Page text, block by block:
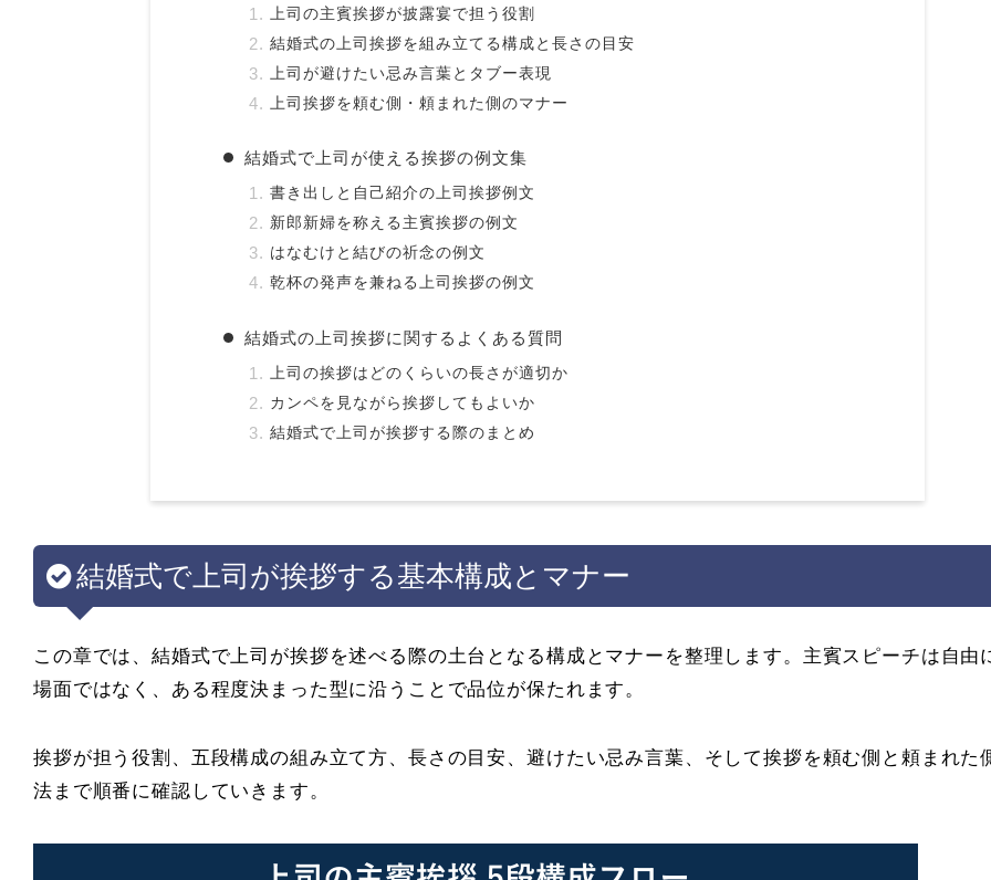
上司の主賓挨拶が披露宴で担う役割
結婚式の上司挨拶を組み立てる構成と長さの目安
上司が避けたい忌み言葉とタブー表現
上司挨拶を頼む側・頼まれた側のマナー
結婚式で上司が使える挨拶の例文集
書き出しと自己紹介の上司挨拶例文
新郎新婦を称える主賓挨拶の例文
はなむけと結びの祈念の例文
乾杯の発声を兼ねる上司挨拶の例文
結婚式の上司挨拶に関するよくある質問
上司の挨拶はどのくらいの長さが適切か
カンペを見ながら挨拶してもよいか
結婚式で上司が挨拶する際のまとめ
結婚式で上司が挨拶する基本構成とマナー
この章では、結婚式で上司が挨拶を述べる際の土台となる構成とマナーを整理します。主賓スピーチは自由
場面ではなく、ある程度決まった型に沿うことで品位が保たれます。
挨拶が担う役割、五段構成の組み立て方、長さの目安、避けたい忌み言葉、そして挨拶を頼む側と頼まれた
法まで順番に確認していきます。